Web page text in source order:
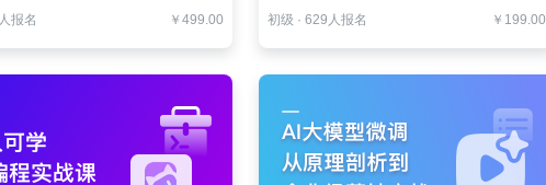
报名 ￥499.00 初级 · 629人报名 ￥199.00